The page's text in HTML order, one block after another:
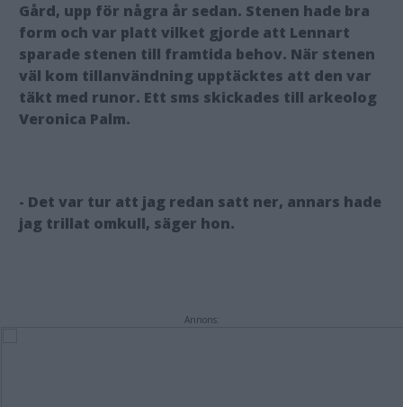
Gård, upp för några år sedan. Stenen hade bra
form och var platt vilket gjorde att Lennart
sparade stenen till framtida behov. När stenen
väl kom tillanvändning upptäcktes att den var
täkt med runor. Ett sms skickades till arkeolog
Veronica Palm.
- Det var tur att jag redan satt ner, annars hade
jag trillat omkull, säger hon.
Annons: